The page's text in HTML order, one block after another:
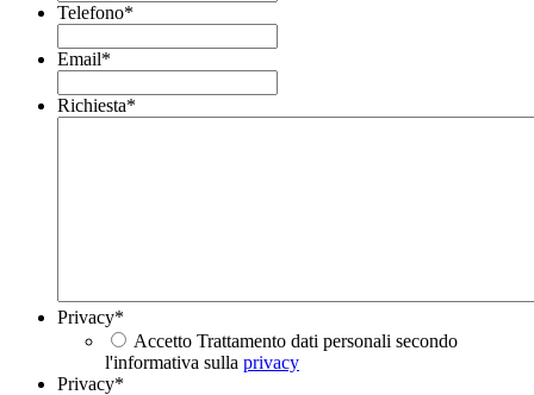
Telefono*
Email*
Richiesta*
Privacy*
Accetto Trattamento dati personali secondo
l'informativa sulla privacy
Privacy*